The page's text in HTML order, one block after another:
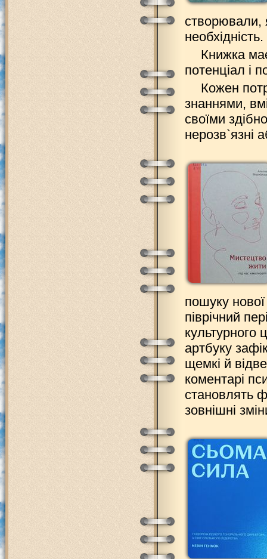
створювали,
необхідність.
Книжка
потенціал і
Кожен
знаннями,
своїми
нерозв`язні
пошуку
піврічний
артбуку
щемкі й
коментарі
становлять
зовнішні